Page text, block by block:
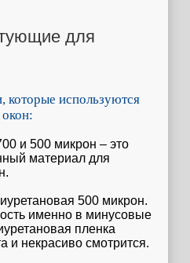
для
которые используются
и 500 микрон – это
материал для
500 микрон.
именно в минусовые
пленка
и некрасиво смотрится.